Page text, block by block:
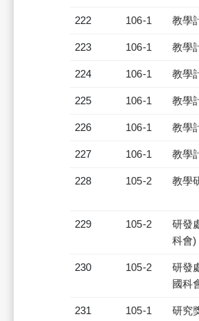
222 106-1 教學
223 106-1 教學
224 106-1 教學
225 106-1 教學
226 106-1 教學
227 106-1 教學
228 105-2 教學
229 105-2
研發
科會)
230 105-2
研發
國科
231 105-1 研究